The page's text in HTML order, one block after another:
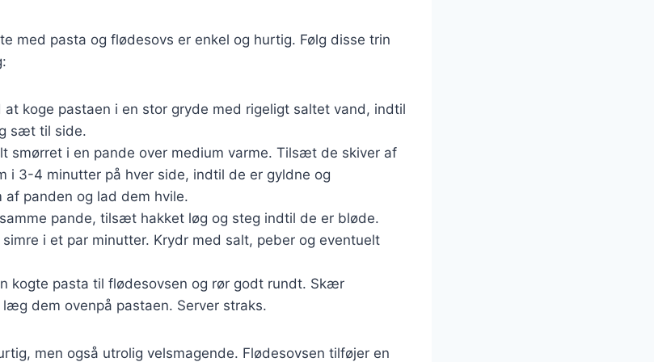
med pasta og flødesovs er enkel og hurtig. Følg disse trin
at koge pastaen i en stor gryde med rigeligt saltet vand, indtil
sæt til side.
smørret i en pande over medium varme. Tilsæt de skiver af
i 3-4 minutter på hver side, indtil de er gyldne og
af panden og lad dem hvile.
pande, tilsæt hakket løg og steg indtil de er bløde.
i et par minutter. Krydr med salt, peber og eventuelt
kogte pasta til flødesovsen og rør godt rundt. Skær
dem ovenpå pastaen. Server straks.
men også utrolig velsmagende. Flødesovsen tilføjer en